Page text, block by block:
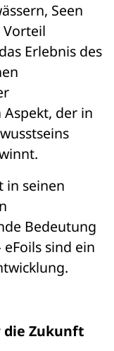
ässern, Seen
Erlebnis des
Aspekt, der in
in seinen
Bedeutung
eFoils sind ein
die Zukunft